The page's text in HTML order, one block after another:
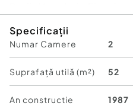
Sud , supermarket
partial mobilat
Pret vanzare 65000
Specificații
Numar Camere 2
Suprafață utilă (m²) 52
An constructie 1987